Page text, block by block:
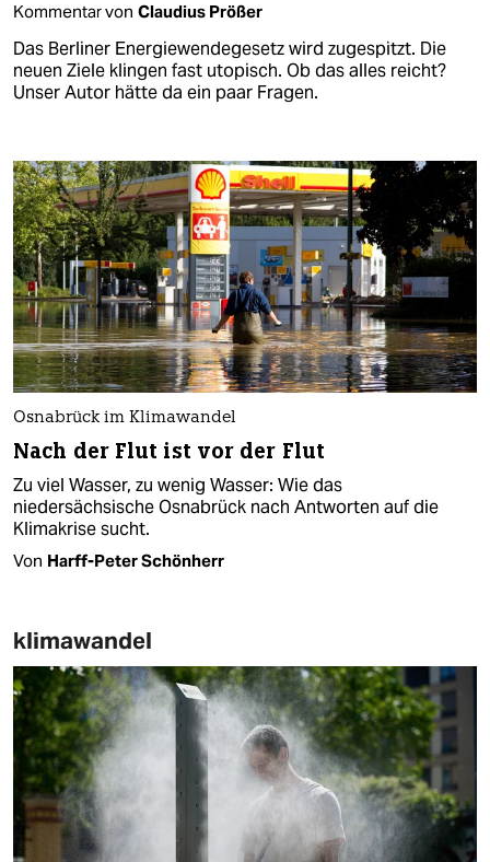
Kommentar von Claudius Prößer
Das Berliner Energiewendegesetz wird zugespitzt. Die
neuen Ziele klingen fast utopisch. Ob das alles reicht?
Unser Autor hätte da ein paar Fragen.
Osnabrück im Klimawandel
Nach der Flut ist vor der Flut
Zu viel Wasser, zu wenig Wasser: Wie das
niedersächsische Osnabrück nach Antworten auf die
Klimakrise sucht.
Von Harff-Peter Schönherr
klimawandel